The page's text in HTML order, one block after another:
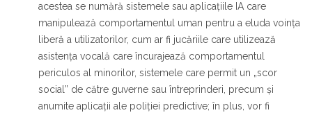
acestea se numără sistemele sau aplicațiile IA care
manipulează comportamentul uman pentru a eluda voința
liberă a utilizatorilor, cum ar fi jucăriile care utilizează
asistența vocală care încurajează comportamentul
periculos al minorilor, sistemele care permit un „scor
social” de către guverne sau întreprinderi, precum și
anumite aplicații ale poliției predictive; în plus, vor fi